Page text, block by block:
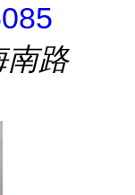
南路